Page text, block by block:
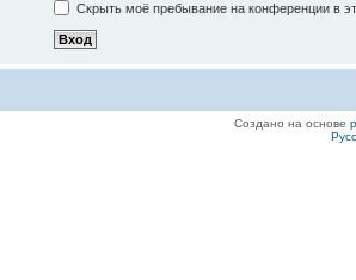
Скрыть моё пребывание на конференции в
Создано на основе